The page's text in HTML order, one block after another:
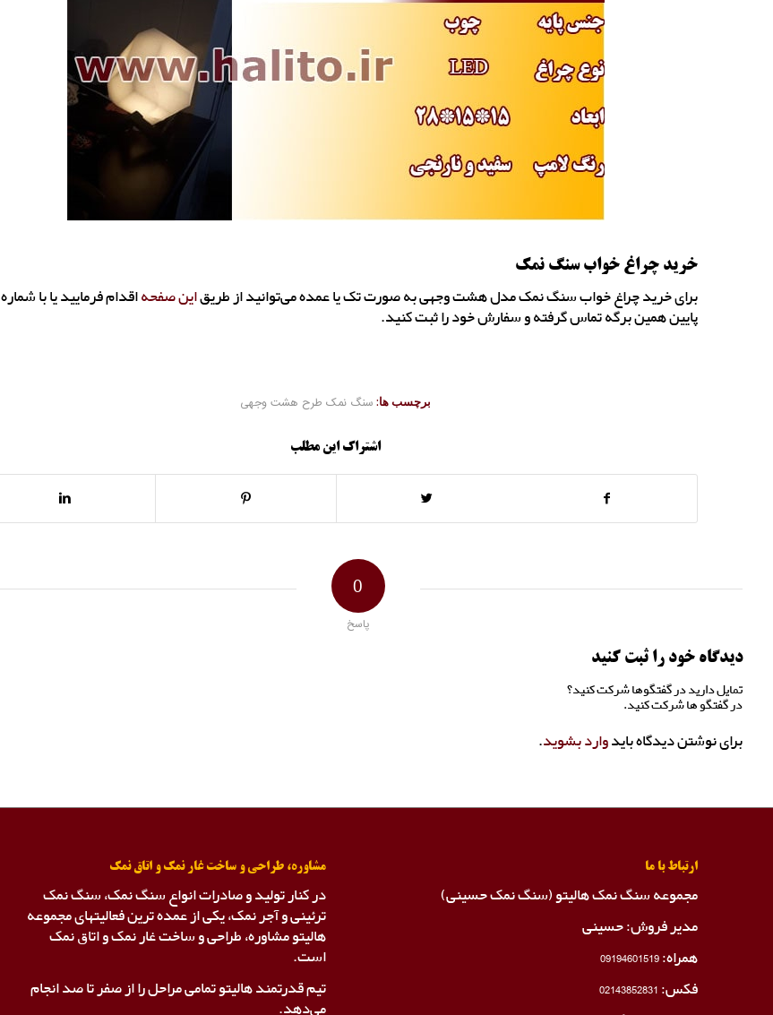
خرید چراغ خواب سنگ نمک
برای خرید چراغ خواب سنگ نمک مدل هشت وجهی به صورت تک یا عمده می‌توانید از طریقاین صفحهاقدام فرمایید یا با شماره
پایین همین برگه تماس گرفته و سفارش خود را ثبت کنید.
برچسب ها: سنگ نمک طرح هشت وجهی
اشتراک این مطلب
0
پاسخ
دیدگاه خود را ثبت کنید
تمایل دارید در گفتگوها شرکت کنید؟
در گفتگو ها شرکت کنید.
برای نوشتن دیدگاه بایدوارد بشوید.
ارتباط با ما
مجموعه سنگ نمک هالیتو (سنگ نمک حسینی)
مدیر فروش: حسینی
همراه:09194601519
فکس:02143852831
مشاوره، طراحی و ساخت غار نمک و اتاق نمک
در کنار تولید و صادرات انواع سنگ نمک، سنگ نمک
ترئینی و آجر نمک، یکی از عمده ترین فعالیتهای مجموعه
هالیتو مشاوره، طراحی و ساخت غار نمک و اتاق نمک
است.
تیم قدرتمند هالیتو تمامی مراحل را از صفر تا صد انجام
می‌دهد.